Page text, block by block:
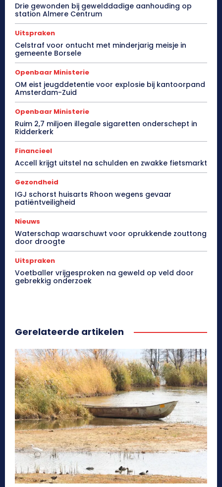
Drie gewonden bij gewelddadige aanhouding op
station Almere Centrum
Uitspraken
Celstraf voor ontucht met minderjarig meisje in
gemeente Borsele
Openbaar Ministerie
OM eist jeugddetentie voor explosie bij kantoorpand
Amsterdam-Zuid
Openbaar Ministerie
Ruim 2,7 miljoen illegale sigaretten onderschept in
Ridderkerk
Financieel
Accell krijgt uitstel na schulden en zwakke fietsmarkt
Gezondheid
IGJ schorst huisarts Rhoon wegens gevaar
patiëntveiligheid
Nieuws
Waterschap waarschuwt voor oprukkende zouttong
door droogte
Uitspraken
Voetballer vrijgesproken na geweld op veld door
gebrekkig onderzoek
Gerelateerde artikelen